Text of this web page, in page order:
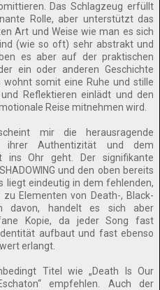
Das Schlagzeug erfüllt
Rolle, aber unterstützt das
Art und Weise wie man es sich
(wie so oft) sehr abstrakt und
es aber auf der praktischen
ein oder anderen Geschichte
wohnt somit eine Ruhe und stille
Reflektieren einlädt und den
Reise mitnehmen wird.
mir die herausragende
ihrer Authentizität und dem
ins Ohr geht. Der signifikante
und den oben bereits
liegt eindeutig in dem fehlenden,
Elementen von Death-, Black-
davon, handelt es sich aber
Kopie, da jeder Song fast
aufbaut und fast ebenso
erlangt.
Titel wie „Death Is Our
empfehlen. Auch der